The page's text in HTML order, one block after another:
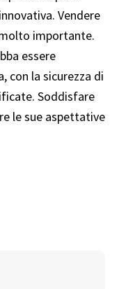
Vendere
importante.
essere
con la sicurezza di
Soddisfare
le sue aspettative